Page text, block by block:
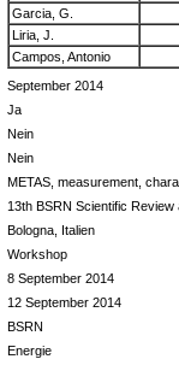
Garcia, G.
Liria, J.
Campos, Antonio
September 2014
Ja
Nein
Nein
METAS, measurement,
13th BSRN Scientific
Bologna, Italien
Workshop
8 September 2014
12 September 2014
BSRN
Energie